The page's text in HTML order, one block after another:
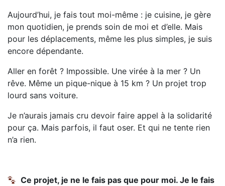
Aujourd’hui, je fais tout moi-même : je cuisine, je gère
mon quotidien, je prends soin de moi et d’elle. Mais
pour les déplacements, même les plus simples, je suis
encore dépendante.
Aller en forêt ? Impossible. Une virée à la mer ? Un
rêve. Même un pique-nique à 15 km ? Un projet trop
lourd sans voiture.
Je n’aurais jamais cru devoir faire appel à la solidarité
pour ça. Mais parfois, il faut oser. Et qui ne tente rien
n’a rien.
Ce projet, je ne le fais pas que pour moi. Je le fais